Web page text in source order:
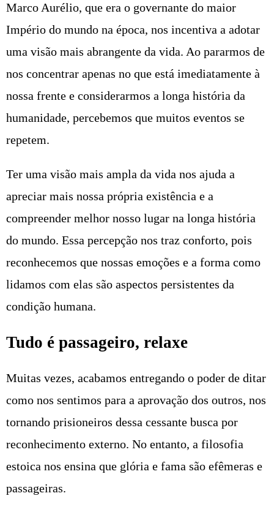
Marco Aurélio, que era o governante do maior
Império do mundo na época, nos incentiva a adotar
uma visão mais abrangente da vida. Ao pararmos de
nos concentrar apenas no que está imediatamente à
nossa frente e considerarmos a longa história da
humanidade, percebemos que muitos eventos se
repetem.
Ter uma visão mais ampla da vida nos ajuda a
apreciar mais nossa própria existência e a
compreender melhor nosso lugar na longa história
do mundo. Essa percepção nos traz conforto, pois
reconhecemos que nossas emoções e a forma como
lidamos com elas são aspectos persistentes da
condição humana.
Tudo é passageiro, relaxe
Muitas vezes, acabamos entregando o poder de ditar
como nos sentimos para a aprovação dos outros, nos
tornando prisioneiros dessa cessante busca por
reconhecimento externo. No entanto, a filosofia
estoica nos ensina que glória e fama são efêmeras e
passageiras.